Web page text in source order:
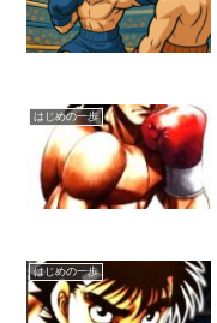
はじめの一歩
はじめの一歩